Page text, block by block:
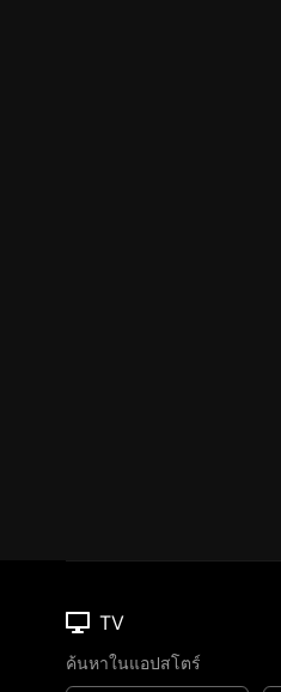
TV
ค้นหาในแอปสโตร์